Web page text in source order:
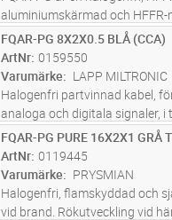
aluminiumskärmad och
styrkabel med runda fåtrådiga
förtent koppar kablade i par.
försedd med en rivtråd för att
skal...läs mer
M Lägg i kundvagn
FQAR-PG 8X2X0.5 BLÅ (CCA)
ArtNr 0159550
Varumärke
LAPP MILTRONIC
Halogenfri partvinnad kabel,
analoga och digitala signaler,
lokaler i exempelvis
eventuell brand har kabeln låg
vilket underlätt...läs mer
M Lägg i kundvagn
FQAR-PG PURE 16X2X1 GRÅ
ArtNr 0119445
Varumärke
PRYSMIAN
Halogenfri, flamskyddad och
vid brand. Rökutveckling vid